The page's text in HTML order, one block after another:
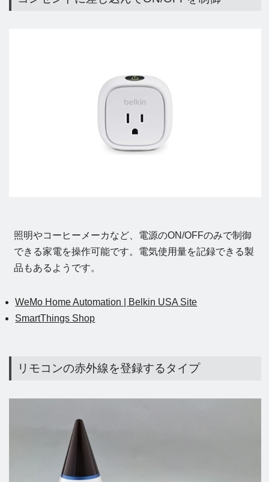
照明やコーヒーメーカなど、電源のON/OFFのみで制御
できる家電を操作可能です。電気使用量を記録できる製
品もあるようです。
WeMo Home Automation | Belkin USA Site
SmartThings Shop
リモコンの赤外線を登録するタイプ